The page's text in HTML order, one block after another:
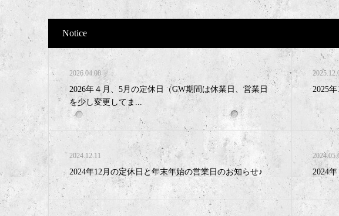
Notice
2026.04.08
2026年４月、5月の定休日（GW期間は休業日、営業日
を少し変更してま...
2025
2024.12.11
2024年12月の定休日と年末年始の営業日のお知らせ♪ 2024